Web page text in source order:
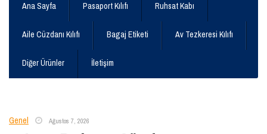
Ana Sayfa Pasaport Kılıfı Ruhsat Kabı
Aile Cüzdanı Kılıfı Bagaj Etiketi Av Tezkeresi Kılıfı
Diğer Ürünler İletişim
Genel Ağustos 7, 2026